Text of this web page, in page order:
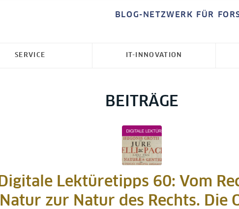
BLOG-NETZWERK FÜR
SERVICE IT-INNOVATION
BEITRÄGE
Digitale Lektüretipps 60: Vom
Natur zur Natur des Rechts. Die